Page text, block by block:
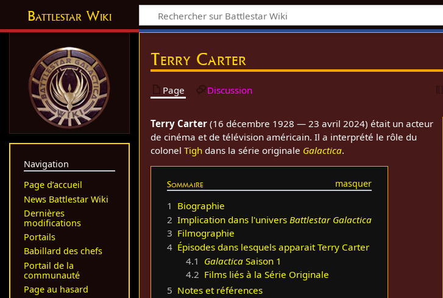
Battlestar Wiki
Terry Carter
Page Discussion
Terry Carter (16 décembre 1928 — 23 avril 2024) était un acteur
de cinéma et de télévision américain. Il a interprété le rôle du
colonelTigh dans la série originale Galactica.
Sommaire
1 Biographie
2 Implication dans l'univers Battlestar Galactica
3 Filmographie
4 Épisodes dans lesquels apparait Terry Carter
4.1 GalacticaSaison 1
4.2 Films liés à la Série Originale
5 Notes et références
Navigation
Page d’accueil
News Battlestar Wiki
Dernières
modifications
Portails
Babillard des chefs
Portail de la
communauté
Page au hasard